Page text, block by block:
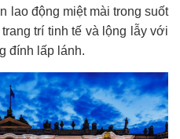
lao động miệt mài trong suốt
trí tinh tế và lộng lẫy với
đính lấp lánh.